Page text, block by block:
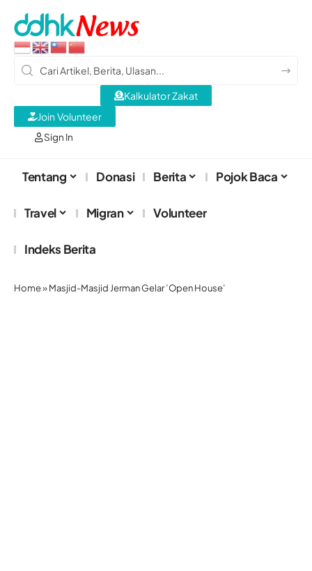
Sign In
Kalkulator Zakat
Join Volunteer
Tentang Donasi Berita Pojok Baca
Travel Migran Volunteer
Indeks Berita
Home»Masjid-Masjid Jerman Gelar ’Open House’